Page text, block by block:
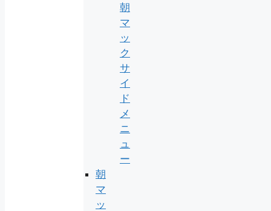
朝
マ
ッ
ク
サ
イ
ド
メ
ニ
ュ
ー
朝
マ
ッ